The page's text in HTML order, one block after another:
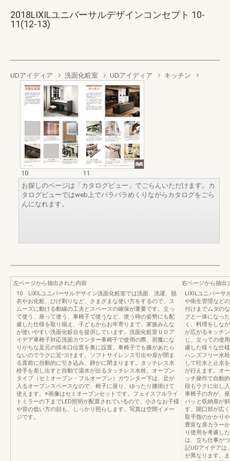
2018LIXILユニバーサルデザインコンセプト 10-
11(12-13)
UDアイディア 洗面化粧室 UDアイディア キッチン
10
11
お探しのページは「カタログビュー」でごらんいただけます。カ
タログビューではweb上でパラパラめくりながらカタログをごら
んになれます。
左ページから抽出された内容
10 LIXILユニバーサルデザイン洗面化粧室では洗面、洗濯、脱
衣やお化粧、ひげ剃りなど、さまざまな使い方をするので、ス
ムーズに動ける動線の工夫とスペースの確保が重要です。立っ
て使う、座って使う、車椅子で使うなど、使う時の姿勢にも配
慮した仕様を取り揃え、子どもからお年寄りまで、家族みんな
が使いやすい洗面化粧台を提供しています。洗面化粧室ＵＤア
イデア車椅子対応洗面カウンター車椅子で使用の際、邪魔にな
りがちな足元の排水口位置を奥に設置。車椅子でも膝があたら
ないのでラクに近づけます。ソフトサイレンス引出や扉が閉ま
る直前に自動的に引き込み、静かに閉まります。タッチレス水
栓手を差し出すと自動で湯水が出るタッチレス水栓。オープン
タイプ（セミオープン・フルオープン）カウンター下は、足が
入るオープンスペースなので、椅子に座り、ゆったり腰掛けて
使えます。※画像はセミオープンセットです。フェイスフルライ
トミラーの下までLED照明が配置されているので、小さなお子様
や背の低い方の顔も、しっかり照らします。写真は空間イメー
ジです。
右ページから抽出
LIXILユニバーサ
や衛生管理など
付けまでムダの
グと一体になっ
く、料理をしな
が広がるキッチ
じ、立っての使
慮した様々な仕
ハンズフリー水
して吐水と止水
が行えます。オ
ッチ操作で自動
段もラクに出し
車椅子の方が、
パッと収納扉が
す。開口部が広
取手指のかかり
豊富な扉カラー
り使用を考慮し
は、立ち仕事が
記UDアイデアは
が異なります。